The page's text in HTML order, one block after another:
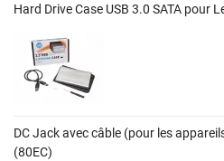
Hard Drive Case USB 3.0 SATA pour
DC Jack avec câble (pour les
(80EC)